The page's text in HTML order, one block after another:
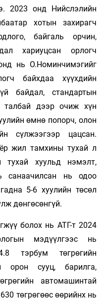
2023 онд Нийслэлийн
хотын захирагч
байгаль орчин,
ха­риуцсан орлогч
нь О.Но­минчи­мэгийг
байхдаа хүүхдийн
байдал, стандартын
талбай дээр очиж хүн
өмнө попорч, олон
сүлжээгээр цацсан.
жил тамхины тухай л
тухай хуульд нэмэлт,
санаачилсан нь одоо
5-6 хуулийн төсөл
дөнгөсөнгүй.
болох нь АТГ-т 2024
мэдүүлгээс нь
тэрбум төгрөгийн
орон сууц, барилга,
авто­машин­тай
төгрөгөөс өөрийнх нь